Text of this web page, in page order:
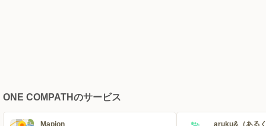
ONE COMPATHのサービス
Mapion
aruku&（ある